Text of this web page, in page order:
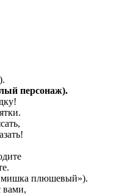
персонаж).
мишка плюшевый»).